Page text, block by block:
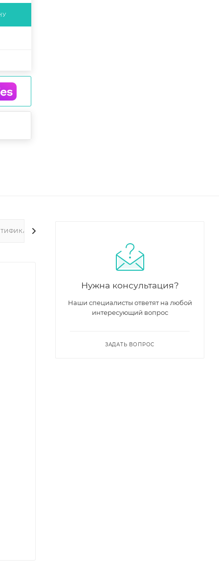
Нужна консультация?
Наши специалисты ответят на любой
интересующий вопрос
ЗАДАТЬ ВОПРОС